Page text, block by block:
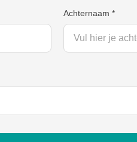
Achternaam *